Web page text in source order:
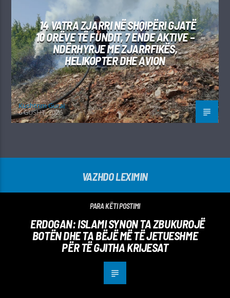
14 VATRA ZJARRI NË SHQIPËRI GJATË
10 ORËVE TË FUNDIT, 7 ENDE AKTIVE –
NDËRHYRJE ME ZJARRFIKËS,
HELIKOPTER DHE AVION
Kushtrim Guraj
6 GUSHT, 2026
VAZHDO LEXIMIN
PARA KËTI POSTIMI
ERDOGAN: ISLAMI SYNON TA ZBUKUROJË
BOTËN DHE TA BËJË MË TË JETUESHME
PËR TË GJITHA KRIJESAT